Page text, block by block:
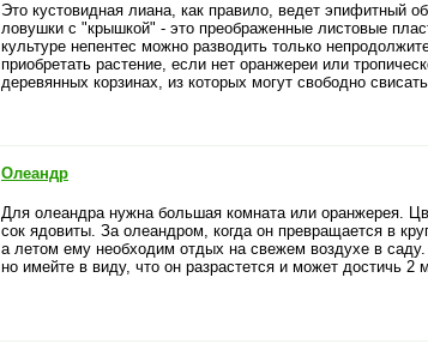
Это кустовидная лиана, как правило, ведет эпифитный
ловушки с "крышкой" - это преображенные листовые
культуре непентес можно разводить только
приобретать растение, если нет оранжереи или
деревянных корзинах, из которых могут свободно
Олеандр
Для олеандра нужна большая комната или оранжерея.
сок ядовиты. За олеандром, когда он превращается в
а летом ему необходим отдых на свежем воздухе в
но имейте в виду, что он разрастется и может достичь